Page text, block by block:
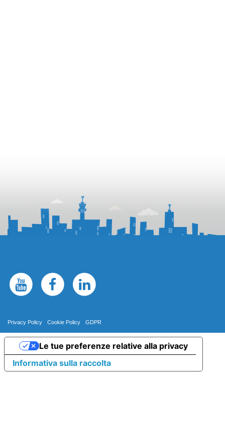
Privacy Policy Cookie Policy GDPR
Informativa sulla raccolta
Le tue preferenze relative alla privacy